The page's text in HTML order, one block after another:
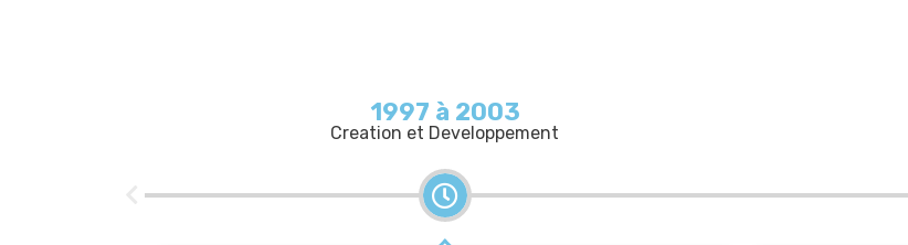
1997 à 2003
Creation et Developpement